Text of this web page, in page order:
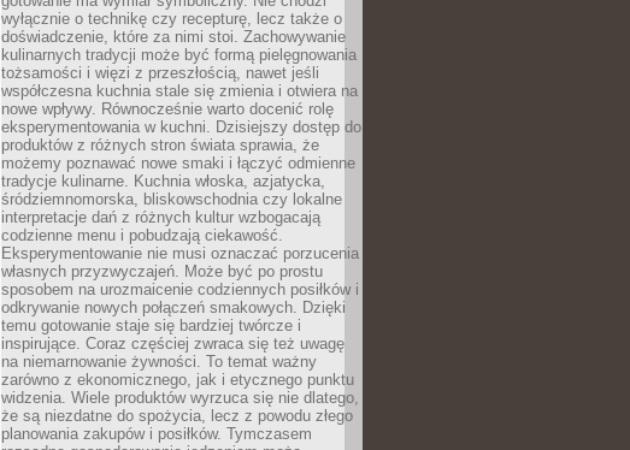
wyłącznie o technikę czy recepturę, lecz także o
doświadczenie, które za nimi stoi. Zachowywanie
kulinarnych tradycji może być formą pielęgnowania
tożsamości i więzi z przeszłością, nawet jeśli
współczesna kuchnia stale się zmienia i otwiera na
nowe wpływy. Równocześnie warto docenić rolę
eksperymentowania w kuchni. Dzisiejszy dostęp do
produktów z różnych stron świata sprawia, że
możemy poznawać nowe smaki i łączyć odmienne
tradycje kulinarne. Kuchnia włoska, azjatycka,
śródziemnomorska, bliskowschodnia czy lokalne
interpretacje dań z różnych kultur wzbogacają
codzienne menu i pobudzają ciekawość.
Eksperymentowanie nie musi oznaczać porzucenia
własnych przyzwyczajeń. Może być po prostu
sposobem na urozmaicenie codziennych posiłków i
odkrywanie nowych połączeń smakowych. Dzięki
temu gotowanie staje się bardziej twórcze i
inspirujące. Coraz częściej zwraca się też uwagę
na niemarnowanie żywności. To temat ważny
zarówno z ekonomicznego, jak i etycznego punktu
widzenia. Wiele produktów wyrzuca się nie dlatego,
że są niezdatne do spożycia, lecz z powodu złego
planowania zakupów i posiłków. Tymczasem